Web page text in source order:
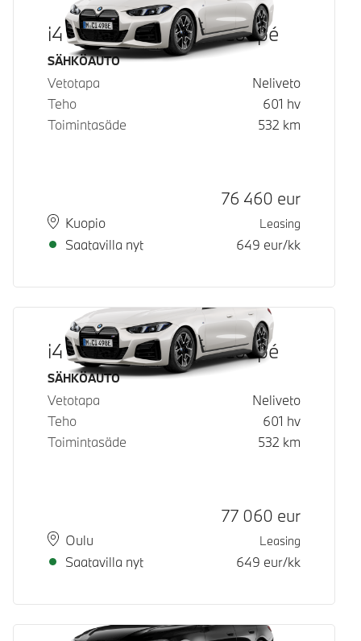
i4 M60 xDrive Gran Coupé
Käyttövoima
SÄHKÖAUTO
Vetotapa
Neliveto
Teho
601 hv
Toimintasäde
532 km
Paikkakunta
Kuopio
Toimitusaika
Saatavilla nyt
Hinta
76 460 eur
Leasing
649 eur/kk
i4 M60 xDrive Gran Coupé
Käyttövoima
SÄHKÖAUTO
Vetotapa
Neliveto
Teho
601 hv
Toimintasäde
532 km
Paikkakunta
Oulu
Toimitusaika
Saatavilla nyt
Hinta
77 060 eur
Leasing
649 eur/kk